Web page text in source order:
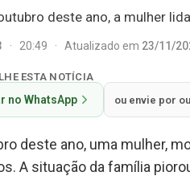
deste ano, a mulher
· 20:49 · Atualizado em 23/11/
ESTA NOTÍCIA
no WhatsApp ou envie por
deste ano, uma mulher,
A situação da família